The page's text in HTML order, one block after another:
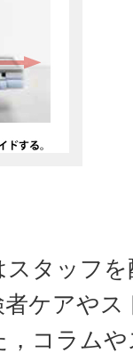
タッフ
ケアや
，コラム